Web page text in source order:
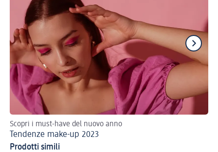
Scopri i must-have del nuovo anno
Tendenze make-up 2023
Prodotti simili